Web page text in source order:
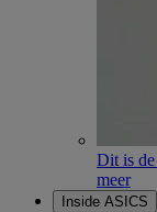
Dit is
meer
Inside ASICS